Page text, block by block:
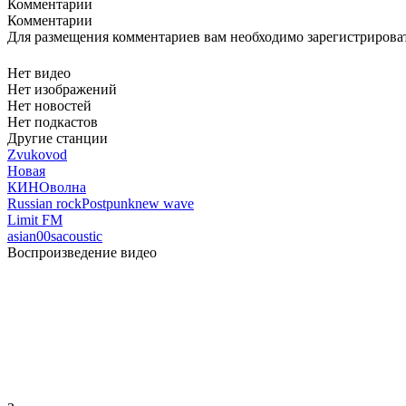
Комментарии
Комментарии
Для размещения комментариев вам необходимо
Нет видео
Нет изображений
Нет новостей
Нет подкастов
Другие станции
Zvukovod
Новая
КИНОволна
Russian rockPostpunknew wave
Limit FM
asian00sacoustic
Воспроизведение видео